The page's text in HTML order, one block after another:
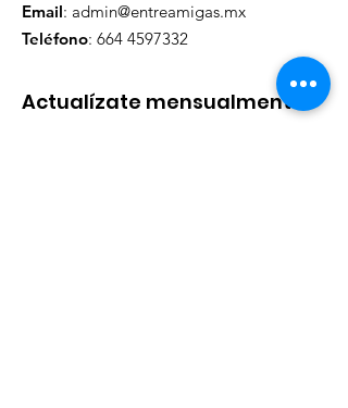
Email: admin@entreamigas.mx
Teléfono: 664 4597332
Actualízate mensualmente